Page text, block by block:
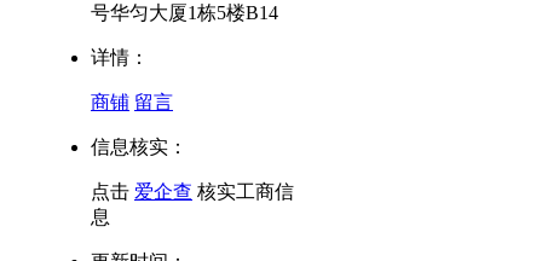
号华匀大厦1栋5楼B14
详情：
商铺 留言
信息核实：
点击 爱企查 核实工商信
息